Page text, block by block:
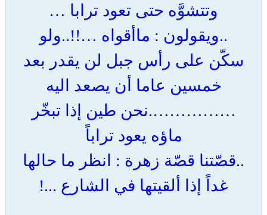
وتتشوَّه حتى تعود ترابا …
..ويقولون : ماأقواه …!!..ولو
سكّن على رأس جبل لن يقدر بعد
خمسين عاما أن يصعد اليه
…………….نحن طين إذا تبخّر
ماؤه يعود تراباً
..قصّتنا قصّة زهرة : انظر ما حالها
غداً إذا ألقيتها في الشارع ...!